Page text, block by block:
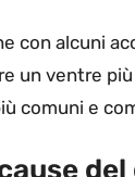
con alcuni
un ventre
comuni e